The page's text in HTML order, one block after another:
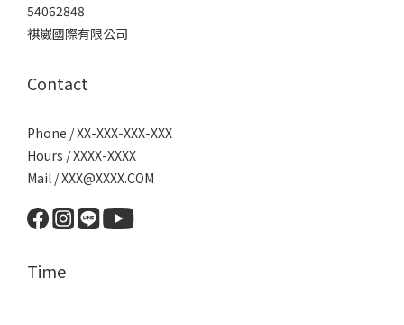
54062848
祺崴國際有限公司
Contact
Phone / XX-XXX-XXX-XXX
Hours / XXXX-XXXX
Mail / XXX@XXXX.COM
Time